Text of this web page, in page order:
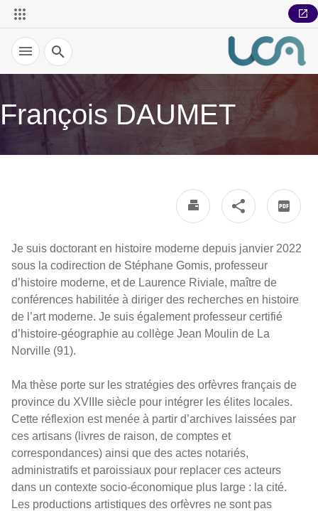
Recherche
François DAUMET
Je suis doctorant en histoire moderne depuis janvier 2022
sous la codirection de Stéphane Gomis, professeur
d’histoire moderne, et de Laurence Riviale, maître de
conférences habilitée à diriger des recherches en histoire
de l’art moderne. Je suis également professeur certifié
d’histoire-géographie au collège Jean Moulin de La
Norville (91).
Ma thèse porte sur les stratégies des orfèvres français de
province du XVIIIe siècle pour intégrer les élites locales.
Cette réflexion est menée à partir d’archives laissées par
ces artisans (livres de raison, de comptes et
correspondances) ainsi que des actes notariés,
administratifs et paroissiaux pour replacer ces acteurs
dans un contexte socio-économique plus large : la cité.
Les productions artistiques des orfèvres ne sont pas